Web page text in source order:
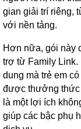
gian giải trí riêng,
với nền tảng.
Hơn nữa, gói này
trợ từ Family Link.
dung mà trẻ em
được thưởng thức
là một lợi ích
giúp các bậc phụ